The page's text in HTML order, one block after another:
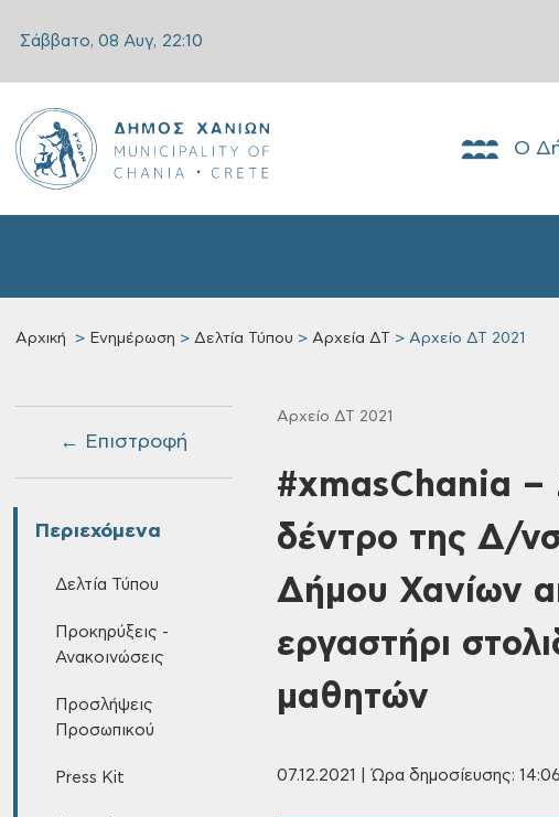
Σάββατο, 08 Αυγ, 22:10
Ο
Αρχική Ενημέρωση Δελτία Τύπου Αρχεία ΔΤ Αρχείο ΔΤ 2021
← Επιστροφή
Περιεχόμενα
Δελτία Τύπου
Προκηρύξεις -
Ανακοινώσεις
Προσλήψεις
Προσωπικού
Press Kit
Αρχείο ΔΤ 2021
#xmasChania –
δέντρο της Δ/
Δήμου Χανίων
εργαστήρι
μαθητών
07.12.2021 | Ώρα δημοσίευσης: 14:06